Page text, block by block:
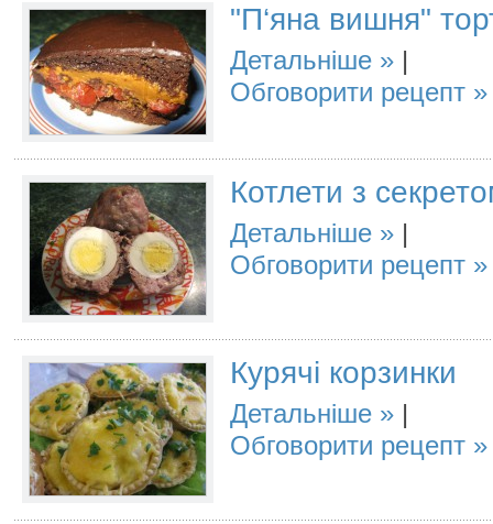
"П‘яна вишня"
Детальніше
|
Обговорити рецепт
Котлети з
Детальніше
|
Обговорити рецепт
Курячі корзинки
Детальніше
|
Обговорити рецепт